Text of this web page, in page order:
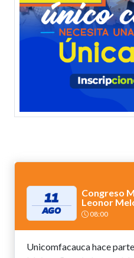
11
AGO
Congreso
Leonor
08:00
Unicomfacauca hace